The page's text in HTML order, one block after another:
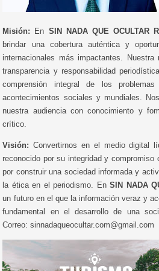
Misión: En SIN NADA QUE OCULTAR
brindar una cobertura auténtica y
internacionales más impactantes.
transparencia y responsabilidad
comprensión integral de los
acontecimientos sociales y mundiales.
nuestra audiencia con conocimiento y
crítico.
Visión: Convertirnos en el medio digital
reconocido por su integridad y
por construir una sociedad informada y
la ética en el periodismo. EnSIN NADA
un futuro en el que la información veraz y
fundamental en el desarrollo de una
Correo: sinnadaqueocultar.com@gmail.com